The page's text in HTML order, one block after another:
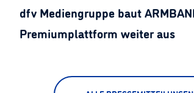
dfv Mediengruppe baut
Premiumplattform weiter aus